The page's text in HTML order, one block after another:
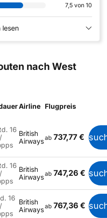
7,5 von 10
lesen
nach West
Airline Flugpreis
16 British
Airwaysab 737,77 €
16 British
Airwaysab 747,26 €
16 British
Airwaysab 767,36 €